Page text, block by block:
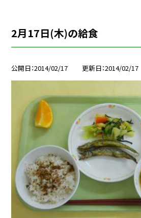
2月17日(木)の給食
公開日 2014/02/17 更新日 2014/02/17